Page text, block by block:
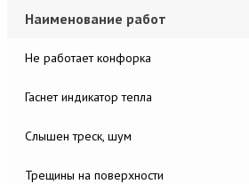
Наименование работ
Не работает конфорка
Гаснет индикатор тепла
Слышен треск, шум
Трещины на поверхности